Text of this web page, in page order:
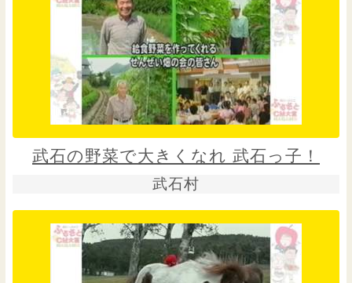
武石の野菜で大きくなれ 武石っ子！
武石村